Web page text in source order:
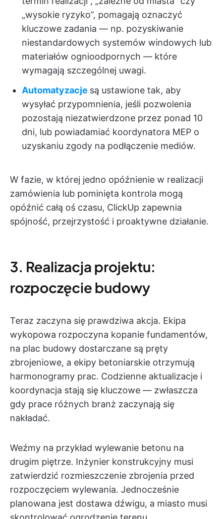
„wysokie ryzyko”, pomagają oznaczyć
kluczowe zadania — np. pozyskiwanie
niestandardowych systemów windowych lub
materiałów ognioodpornych — które
wymagają szczególnej uwagi.
Automatyzacje są ustawione tak, aby
wysyłać przypomnienia, jeśli pozwolenia
pozostają niezatwierdzone przez ponad 10
dni, lub powiadamiać koordynatora MEP o
uzyskaniu zgody na podłączenie mediów.
W fazie, w której jedno opóźnienie w realizacji
zamówienia lub pominięta kontrola mogą
opóźnić całą oś czasu, ClickUp zapewnia
spójność, przejrzystość i proaktywne działanie.
3. Realizacja projektu:
rozpoczęcie budowy
Teraz zaczyna się prawdziwa akcja. Ekipa
wykopowa rozpoczyna kopanie fundamentów,
na plac budowy dostarczane są pręty
zbrojeniowe, a ekipy betoniarskie otrzymują
harmonogramy prac. Codzienne aktualizacje i
koordynacja stają się kluczowe — zwłaszcza
gdy prace różnych branż zaczynają się
nakładać.
Weźmy na przykład wylewanie betonu na
drugim piętrze. Inżynier konstrukcyjny musi
zatwierdzić rozmieszczenie zbrojenia przed
rozpoczęciem wylewania. Jednocześnie
planowana jest dostawa dźwigu, a miasto musi